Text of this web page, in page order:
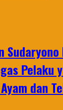
Pelaku
dan